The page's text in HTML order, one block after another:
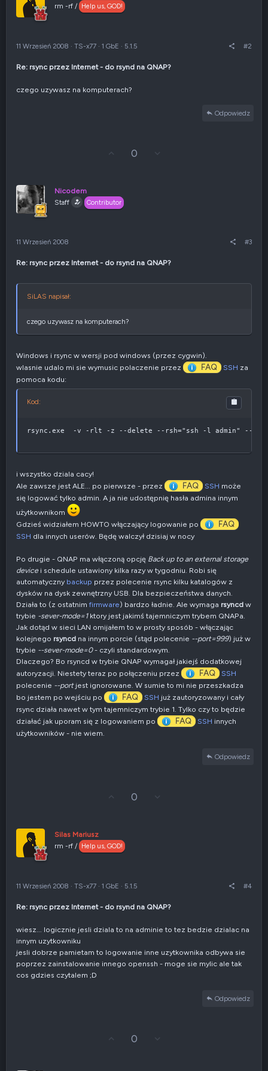
rm -rf / Help us, GOD!
11 Wrzesień 2008 · TS-x77 · 1 GbE · 5.1.5 #2
Re: rsync przez Internet - do rsynd na QNAP?
czego uzywasz na komputerach?
Odpowiedz
j
w
0
e
g
t
Nicodem
Staff Contributor
11 Wrzesień 2008 #3
Re: rsync przez Internet - do rsynd na QNAP?
SiLAS napisał:
czego uzywasz na komputerach?
Windows i rsync w wersji pod windows (przez cygwin).
wlasnie udalo mi sie wymusic polaczenie przez
FAQ SSH za
pomoca kodu:
Kod:
rsync.exe  -v -rlt -z --delete --rsh="ssh -l admin" --
i wszystko dziala cacy!
Ale zawsze jest ALE... po pierwsze - przez
FAQ SSH może
się logować tylko admin. A ja nie udostępnię hasła admina innym
użytkownikom
Gdzieś widziałem HOWTO włączający logowanie po
FAQ
SSH dla innych userów. Będę walczył dzisiaj w nocy
Po drugie - QNAP ma włączoną opcję Back up to an external storage
devicei schedule ustawiony kilka razy w tygodniu. Robi się
automatyczny backup przez polecenie rsync kilku katalogów z
dysków na dysk zewnętrzny USB. Dla bezpieczeństwa danych.
Działa to (z ostatnimfirmware) bardzo ładnie. Ale wymaga rsyncd w
trybie -sever-mode=1ktory jest jakimś tajemniczym trybem QNAPa.
Jak dotąd w sieci LAN omijałem to w prosty sposób - włączając
kolejnego rsyncd na innym porcie (stąd polecenie --port=999) już w
trybie --sever-mode=0- czyli standardowym.
Dlaczego? Bo rsyncd w trybie QNAP wymagał jakiejś dodatkowej
autoryzacji. Niestety teraz po połączeniu przez
FAQ
SSH
polecenie --portjest ignorowane. W sumie to mi nie przeszkadza
bo jestem po wejściu po
FAQ SSH już zautoryzowany i cały
rsync działa nawet w tym tajemniczym trybie 1. Tylko czy to będzie
działać jak uporam się z logowaniem po
FAQ SSH innych
użytkowników - nie wiem.
Odpowiedz
j
w
r
ę
0
e
g
t
w
n
e
Silas Mariusz
rm -rf / Help us, GOD!
11 Wrzesień 2008 · TS-x77 · 1 GbE · 5.1.5 #4
Re: rsync przez Internet - do rsynd na QNAP?
wiesz... logicznie jesli dziala to na adminie to tez bedzie dzialac na
innym uzytkowniku
jesli dobrze pamietam to logowanie inne uzytkownika odbywa sie
poprzez zainstalowanie innego openssh - moge sie mylic ale tak
cos gdzies czytalem ;D
Odpowiedz
0